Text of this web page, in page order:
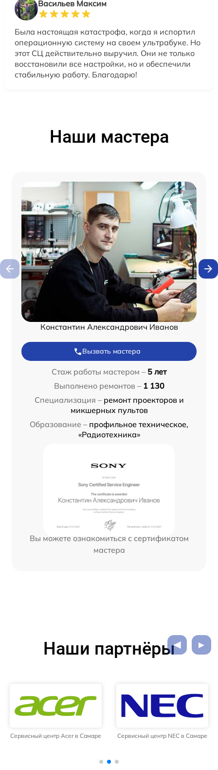
Васильев Максим
Была настоящая катастрофа, когда я испортил
операционную систему на своем ультрабуке. Но
этот СЦ действительно выручил. Они не только
восстановили все настройки, но и обеспечили
стабильную работу. Благодарю!
Наши мастера
Константин Александрович Иванов
Вызвать мастера
Стаж работы мастером – 5 лет
Выполнено ремонтов – 1 130
Специализация – ремонт проекторов и
микшерных пультов
Образование – профильное техническое,
«Радиотехника»
Вы можете ознакомиться с сертификатом
мастера
Наши партнёры
Сервисный центр Acer в Самаре Сервисный центр NEC в Самаре